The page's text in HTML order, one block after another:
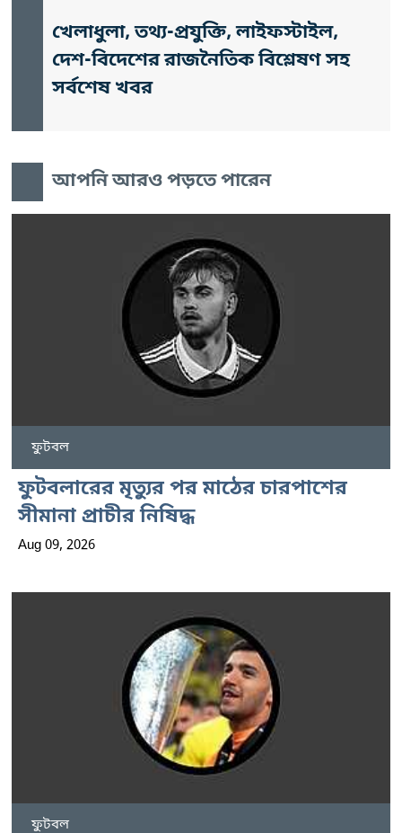
খেলাধুলা, তথ্য-প্রযুক্তি, লাইফস্টাইল,
দেশ-বিদেশের রাজনৈতিক বিশ্লেষণ সহ
সর্বশেষ খবর
আপনি আরও পড়তে পারেন
ফুটবল
ফুটবলারের মৃত্যুর পর মাঠের চারপাশের
সীমানা প্রাচীর নিষিদ্ধ
Aug 09, 2026
ফুটবল